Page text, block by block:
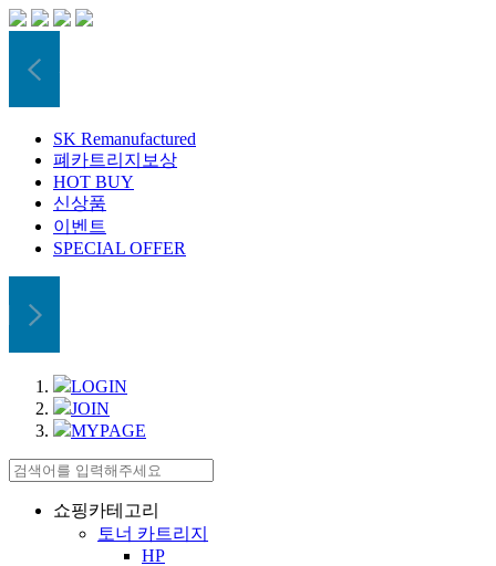
SK Remanufactured
폐카트리지보상
HOT BUY
신상품
이벤트
SPECIAL OFFER
LOGIN
JOIN
MYPAGE
쇼핑카테고리
토너 카트리지
HP